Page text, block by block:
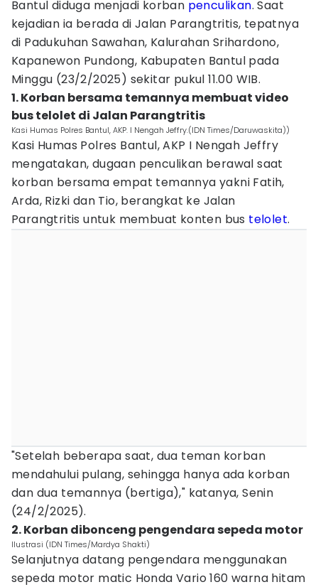
Bantul diduga menjadi korban penculikan. Saat
kejadian ia berada di Jalan Parangtritis, tepatnya
di Padukuhan Sawahan, Kalurahan Srihardono,
Kapanewon Pundong, Kabupaten Bantul pada
Minggu (23/2/2025) sekitar pukul 11.00 WIB.
1. Korban bersama temannya membuat video
bus telolet di Jalan Parangtritis
Kasi Humas Polres Bantul, AKP. I Nengah Jeffry.(IDN Times/Daruwaskita))
Kasi Humas Polres Bantul, AKP I Nengah Jeffry
mengatakan, dugaan penculikan berawal saat
korban bersama empat temannya yakni Fatih,
Arda, Rizki dan Tio, berangkat ke Jalan
Parangtritis untuk membuat konten bus telolet.
"Setelah beberapa saat, dua teman korban
mendahului pulang, sehingga hanya ada korban
dan dua temannya (bertiga)," katanya, Senin
(24/2/2025).
2. Korban dibonceng pengendara sepeda motor
Ilustrasi (IDN Times/Mardya Shakti)
Selanjutnya datang pengendara menggunakan
sepeda motor matic Honda Vario 160 warna hitam